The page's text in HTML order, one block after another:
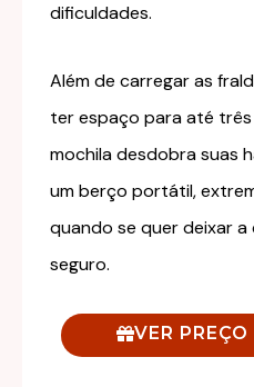
dificuldades.
Além de carregar as
ter espaço para até
mochila desdobra suas
um berço portátil,
quando se quer deixar a
seguro.
VER